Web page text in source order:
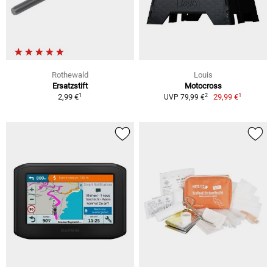
Rothewald
Ersatzstift
2,99 €1
Louis
Motocross
UVP 79,99 €2 29,99 €1